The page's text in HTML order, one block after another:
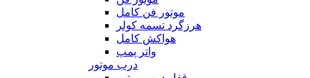
موتور فن کامل
هرزگرد تسمه کولر
هواکش کامل
واتر پمپ
درب موتور